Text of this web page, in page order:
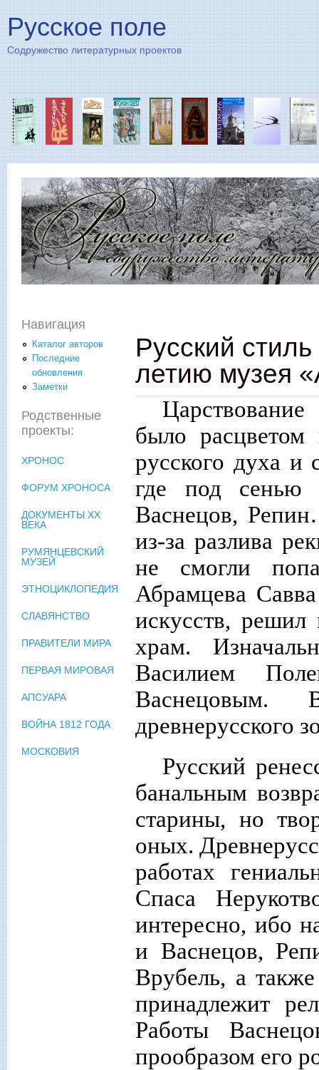
Русское поле
Содружество литературных проектов
Русский
летию музея
было расцветом
русского духа и
где под сенью
Васнецов,
из-за разлива
не смогли
Абрамцева
искусств, решил
храм.
Василием
Васнецовым.
древнерусского
Русский
банальным
старины, но
оных.
работах
Спаса
интересно, ибо
и Васнецов,
Врубель, а
принадлежит
Работы
прообразом его
Навигация
Каталог авторов
Последние
обновления
Заметки
Родственные
проекты:
ХРОНОС
ФОРУМ ХРОНОСА
ДОКУМЕНТЫ XX
ВЕКА
РУМЯНЦЕВСКИЙ
МУЗЕЙ
ЭТНОЦИКЛОПЕДИЯ
СЛАВЯНСТВО
ПРАВИТЕЛИ МИРА
ПЕРВАЯ МИРОВАЯ
АПСУАРА
ВОЙНА 1812 ГОДА
МОСКОВИЯ